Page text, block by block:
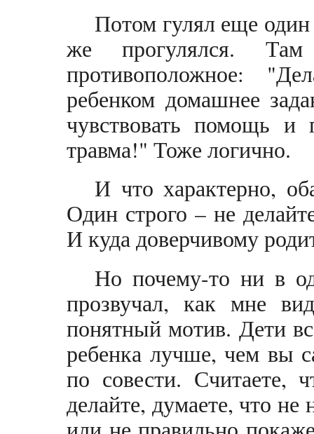
Потом гулял еще
же прогулялся.
противоположное:
ребенком домашнее
чувствовать помощь и
травма!" Тоже логично.
И что характерно,
Один строго – не
И куда доверчивому
Но почему-то ни в
прозвучал, как мне
понятный мотив. Дети
ребенка лучше, чем вы
по совести. Считаете,
делайте, думаете, что